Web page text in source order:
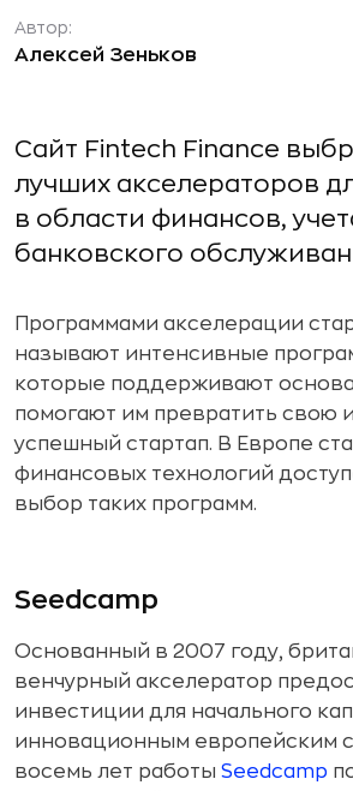
Автор:
Алексей Зеньков
Сайт Fintech Finance
лучших акселераторов
в области финансов,
банковского
Программами акселерации
называют интенсивные
которые поддерживают
помогают им превратить свою
успешный стартап. В Европе
финансовых технологий
выбор таких программ.
Seedcamp
Основанный в 2007 году,
венчурный акселератор
инвестиции для начального
инновационным европейским
восемь лет работы Seedcamp